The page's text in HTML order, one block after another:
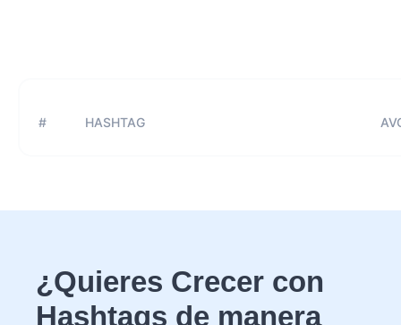
# HASHTAG
¿Quieres Crecer con
Hashtags de manera